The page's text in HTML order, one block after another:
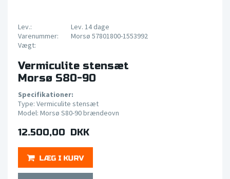
Lev.:
Lev. 14 dage
Varenummer:
Morsø 57801800-1553992
Vægt:
Vermiculite stensæt
Morsø S80-90
Specifikationer:
Type: Vermiculite stensæt
Model: Morsø S80-90 brændeovn
12.500,00 DKK